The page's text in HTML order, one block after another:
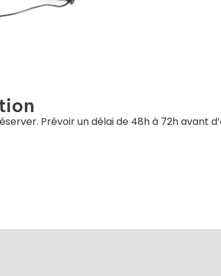
Prévoir un délai de 48h à 72h avant